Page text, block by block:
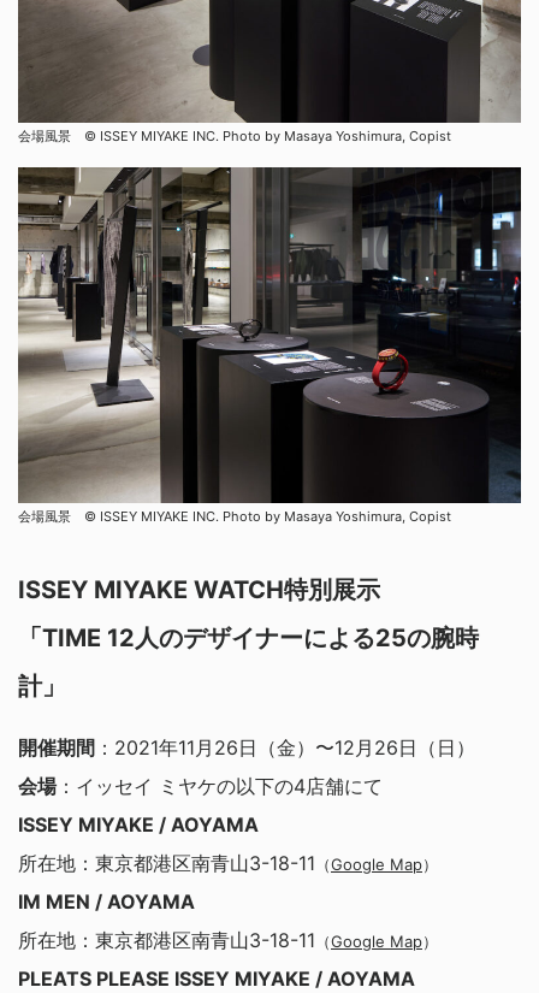
会場風景 ©︎ ISSEY MIYAKE INC. Photo by Masaya Yoshimura, Copist
会場風景 ©︎ ISSEY MIYAKE INC. Photo by Masaya Yoshimura, Copist
ISSEY MIYAKE WATCH特別展示
「TIME 12人のデザイナーによる25の腕時
計」
開催期間 ：2021年11月26日（金）〜12月26日（日）
会場：イッセイ ミヤケの以下の4店舗にて
ISSEY MIYAKE / AOYAMA
所在地：東京都港区南青山3-18-11 （Google Map）
IM MEN / AOYAMA
所在地：東京都港区南青山3-18-11 （Google Map）
PLEATS PLEASE ISSEY MIYAKE / AOYAMA